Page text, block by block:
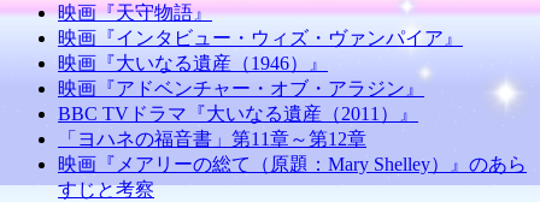
映画『天守物語』
映画『インタビュー・ウィズ・ヴァンパイア』
映画『大いなる遺産（1946）』
映画『アドベンチャー・オブ・アラジン』
BBC TVドラマ『大いなる遺産（2011）』
「ヨハネの福音書」第11章～第12章
映画『メアリーの総て（原題：Mary Shelley）』のあら
すじと考察